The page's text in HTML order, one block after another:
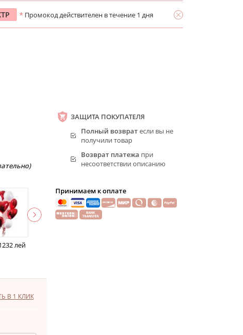
* Промокод действителен в течение 1 дня
лей
В 1 КЛИК
ЗАЩИТА ПОКУПАТЕЛЯ
Полный возвратесли вы не
получили товар
Возврат платежа при
несоответствии описанию
Принимаем к оплате